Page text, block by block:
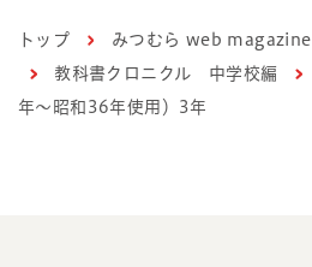
トップ みつむら web magazine
教科書クロニクル 中学校編
年～昭和36年使用）3年